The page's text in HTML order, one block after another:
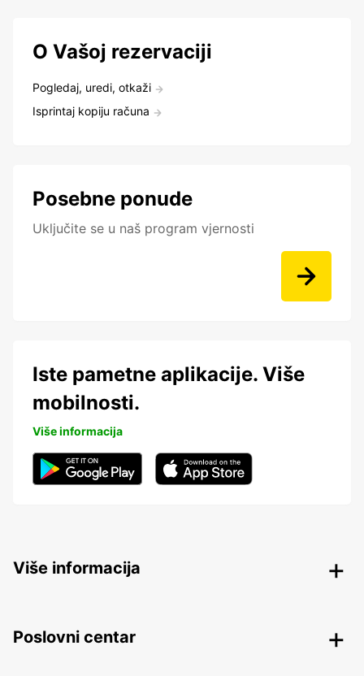
O Vašoj rezervaciji
Pogledaj, uredi, otkaži
Isprintaj kopiju računa
Posebne ponude
Uključite se u naš program vjernosti
Iste pametne aplikacije. Više
mobilnosti.
Više informacija
Više informacija
Poslovni centar